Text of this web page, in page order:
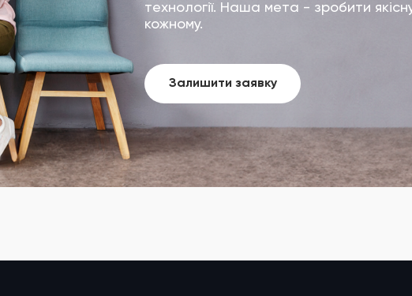
технології. Наша мета - зробити
кожному.
Залишити заявку